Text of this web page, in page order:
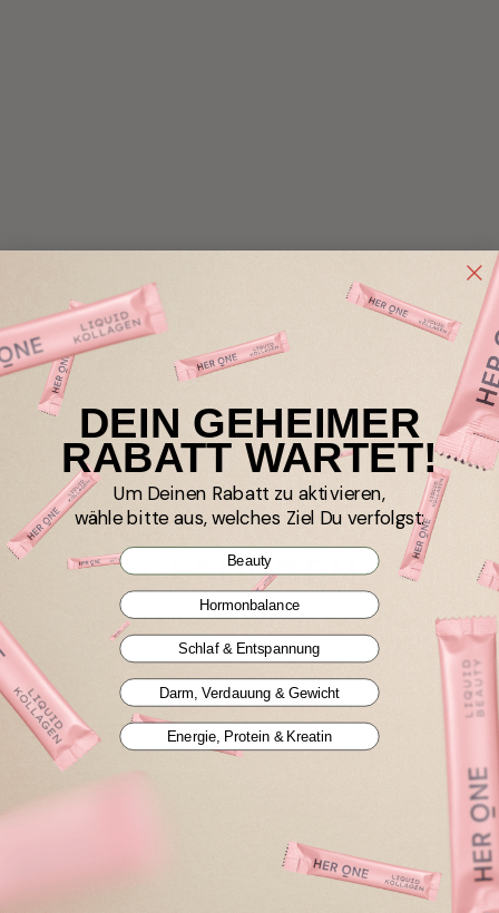
404 SEITE NICHT
GEFUNDEN
Die Seite, die Sie gesucht haben, existiert nicht.
Weiter einkaufen
DEIN GEHEIMER
RABATT WARTET!
Um Deinen Rabatt zu aktivieren,
wähle bitte aus, welches Ziel Du verfolgst:
Beauty
Hormonbalance
Schlaf & Entspannung
Darm, Verdauung & Gewicht
Energie, Protein & Kreatin